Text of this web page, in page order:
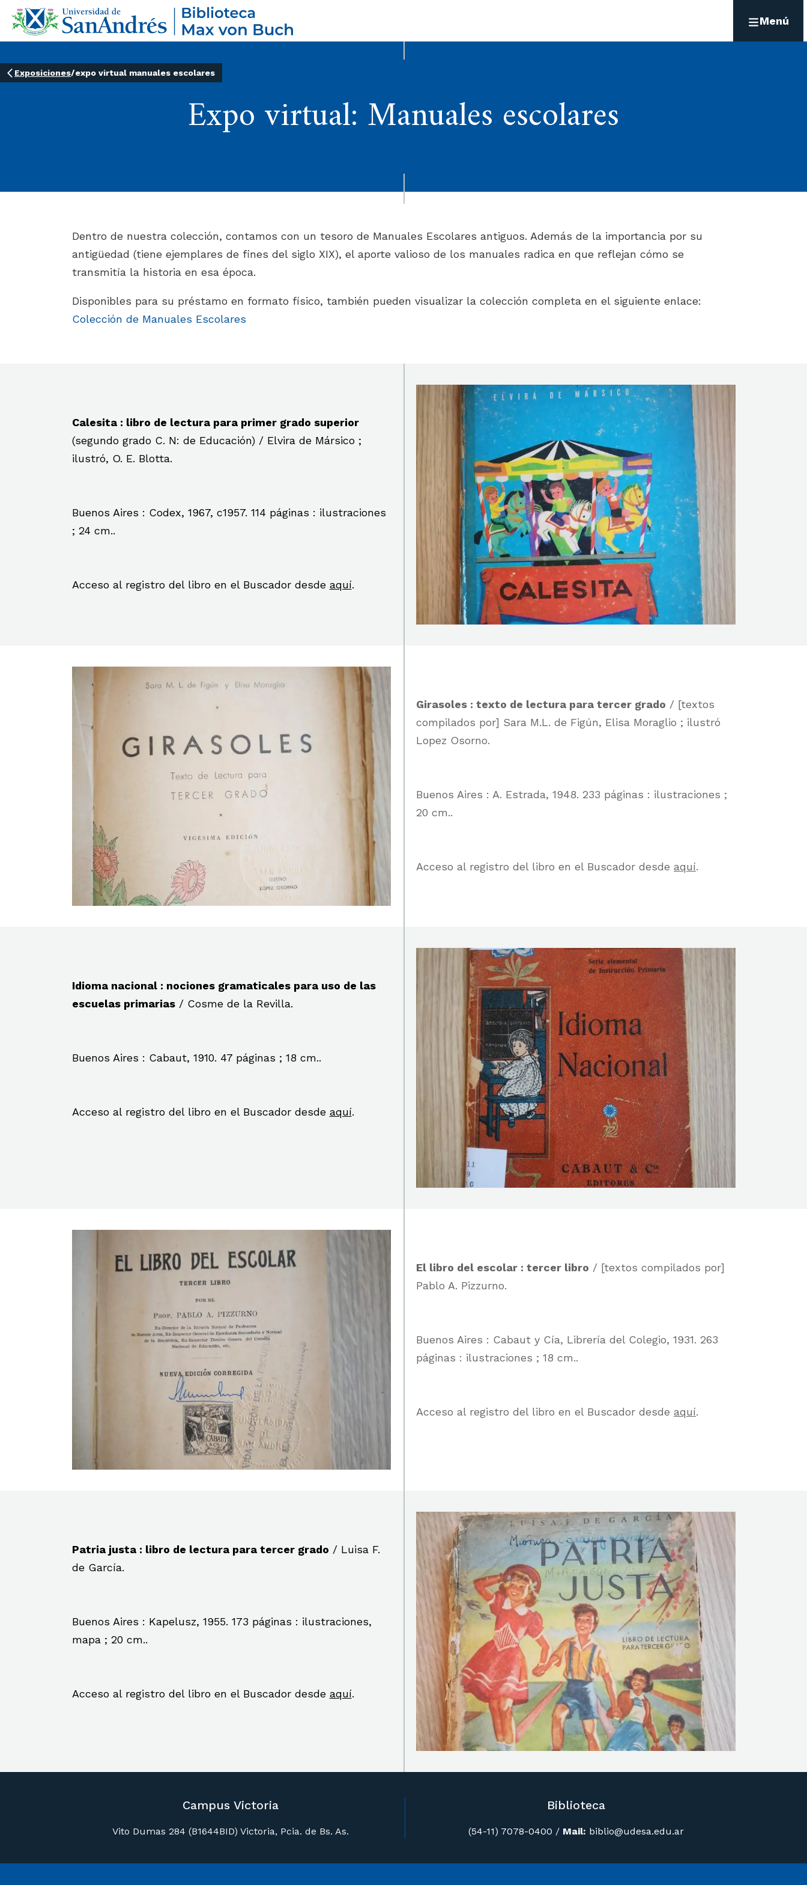
Menú
Exposiciones/expo virtual manuales escolares
Expo virtual: Manuales escolares
Dentro de nuestra colección, contamos con un tesoro de Manuales Escolares antiguos. Además de la importancia por su
antigüedad (tiene ejemplares de fines del siglo XIX), el aporte valioso de los manuales radica en que reflejan cómo se
transmitía la historia en esa época.
Disponibles para su préstamo en formato físico, también pueden visualizar la colección completa en el siguiente enlace:
Colección de Manuales Escolares
Calesita : libro de lectura para primer grado superior
(segundo grado C. N: de Educación) / Elvira de Mársico ;
ilustró, O. E. Blotta.
Buenos Aires : Codex, 1967, c1957. 114 páginas : ilustraciones
; 24 cm..
Acceso al registro del libro en el Buscador desde aquí.
Girasoles : texto de lectura para tercer grado / [textos
compilados por] Sara M.L. de Figún, Elisa Moraglio ; ilustró
Lopez Osorno.
Buenos Aires : A. Estrada, 1948. 233 páginas : ilustraciones ;
20 cm..
Acceso al registro del libro en el Buscador desde aquí.
Idioma nacional : nociones gramaticales para uso de las
escuelas primarias/ Cosme de la Revilla.
Buenos Aires : Cabaut, 1910. 47 páginas ; 18 cm..
Acceso al registro del libro en el Buscador desde aquí.
El libro del escolar : tercer libro / [textos compilados por]
Pablo A. Pizzurno.
Buenos Aires : Cabaut y Cía, Librería del Colegio, 1931. 263
páginas : ilustraciones ; 18 cm..
Acceso al registro del libro en el Buscador desde aquí.
Patria justa : libro de lectura para tercer grado / Luisa F.
de García.
Buenos Aires : Kapelusz, 1955. 173 páginas : ilustraciones,
mapa ; 20 cm..
Acceso al registro del libro en el Buscador desde aquí.
Campus Victoria
Vito Dumas 284 (B1644BID) Victoria, Pcia. de Bs. As.
Biblioteca
(54-11) 7078-0400 / Mail: biblio@udesa.edu.ar